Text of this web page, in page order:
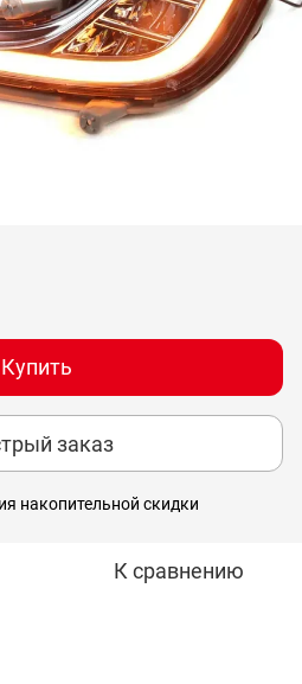
Купить
заказ
накопительной скидки
К сравнению